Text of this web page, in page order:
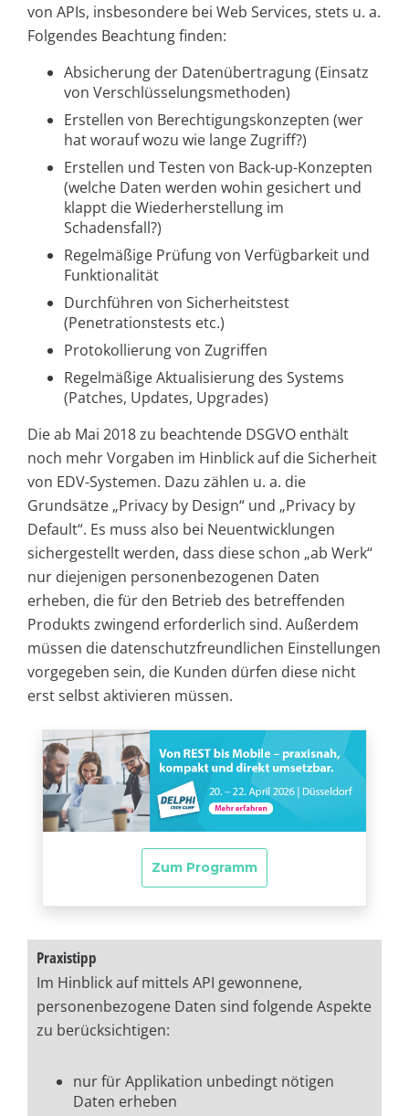
von APIs, insbesondere bei Web Services, stets u. a.
Folgendes Beachtung finden:
Absicherung der Datenübertragung (Einsatz
von Verschlüsselungsmethoden)
Erstellen von Berechtigungskonzepten (wer
hat worauf wozu wie lange Zugriff?)
Erstellen und Testen von Back-up-Konzepten
(welche Daten werden wohin gesichert und
klappt die Wiederherstellung im
Schadensfall?)
Regelmäßige Prüfung von Verfügbarkeit und
Funktionalität
Durchführen von Sicherheitstest
(Penetrationstests etc.)
Protokollierung von Zugriffen
Regelmäßige Aktualisierung des Systems
(Patches, Updates, Upgrades)
Die ab Mai 2018 zu beachtende DSGVO enthält
noch mehr Vorgaben im Hinblick auf die Sicherheit
von EDV-Systemen. Dazu zählen u. a. die
Grundsätze „Privacy by Design“ und „Privacy by
Default“. Es muss also bei Neuentwicklungen
sichergestellt werden, dass diese schon „ab Werk“
nur diejenigen personenbezogenen Daten
erheben, die für den Betrieb des betreffenden
Produkts zwingend erforderlich sind. Außerdem
müssen die datenschutzfreundlichen Einstellungen
vorgegeben sein, die Kunden dürfen diese nicht
erst selbst aktivieren müssen.
Praxistipp
Im Hinblick auf mittels API gewonnene,
personenbezogene Daten sind folgende Aspekte
zu berücksichtigen:
nur für Applikation unbedingt nötigen
Daten erheben